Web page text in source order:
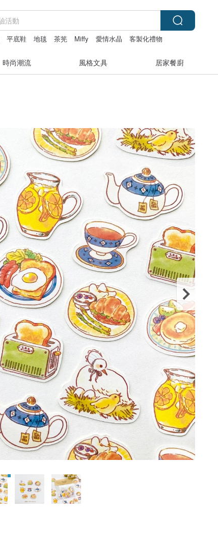
平底鞋 地毯 茶筅 Miffy 愛情水晶 客製化禮物
時尚潮流 風格文具 居家餐廚